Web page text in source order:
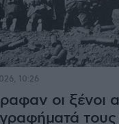
οι ξένοι
10:26